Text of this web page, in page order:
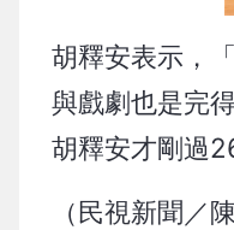
胡釋安表示，
與戲劇也是完
胡釋安才剛過
（民視新聞／